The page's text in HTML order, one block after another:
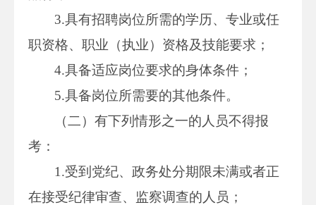
3.具有招聘岗位所需的学历、专业或任
职资格、职业（执业）资格及技能要求；
4.具备适应岗位要求的身体条件；
5.具备岗位所需要的其他条件。
（二）有下列情形之一的人员不得报
考：
1.受到党纪、政务处分期限未满或者正
在接受纪律审查、监察调查的人员；